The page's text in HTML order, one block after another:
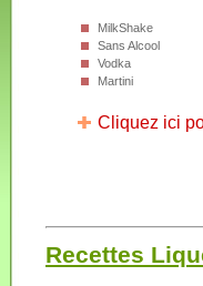
MilkShake
Sans Alcool
Vodka
Martini
Cliquez ici
Recettes